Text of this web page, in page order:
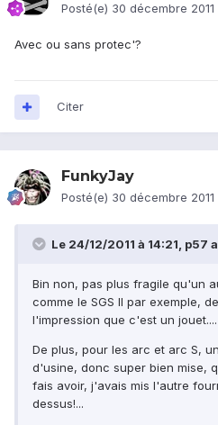
Posté(e) 30 décembre 2011
Avec ou sans protec'?
Citer
FunkyJay
Posté(e) 30 décembre 2011
Le 24/12/2011 à 14:21, p57
Bin non, pas plus fragile qu'un
comme le SGS II par exemple,
l'impression que c'est un jouet....
De plus, pour les arc et arc S,
d'usine, donc super bien mise,
fais avoir, j'avais mis l'autre
dessus!...